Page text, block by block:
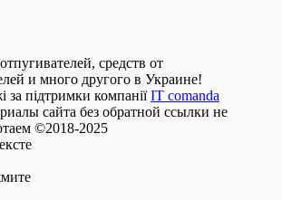
средств от
и много другого в Украине!
за підтримки компаніїIT comanda
сайта без обратной ссылки не
©2018-2025